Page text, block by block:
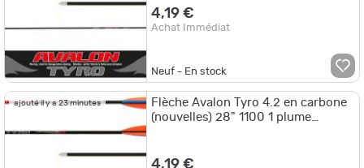
4,19 €
Achat Immédiat
Neuf - En stock
ajouté il y a 23 minutes
Flèche Avalon Tyro 4.2 en carbone
(nouvelles) 28" 1100 1 plume
4,19 €